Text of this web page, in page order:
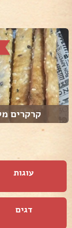
קרקרים
עוגות
דגים